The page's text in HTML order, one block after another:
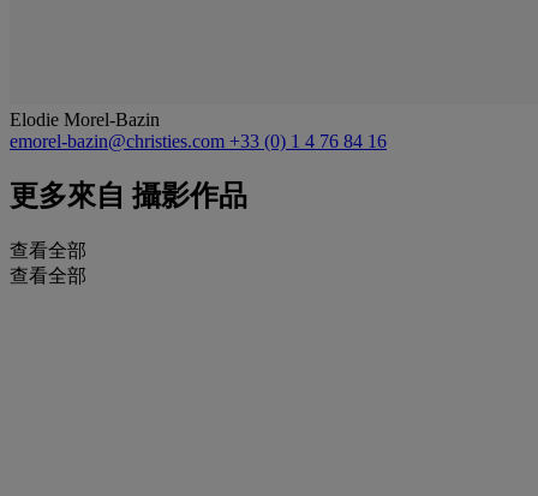
Elodie Morel-Bazin
emorel-bazin@christies.com +33 (0) 1 4 76 84 16
更多來自 攝影作品
查看全部
查看全部